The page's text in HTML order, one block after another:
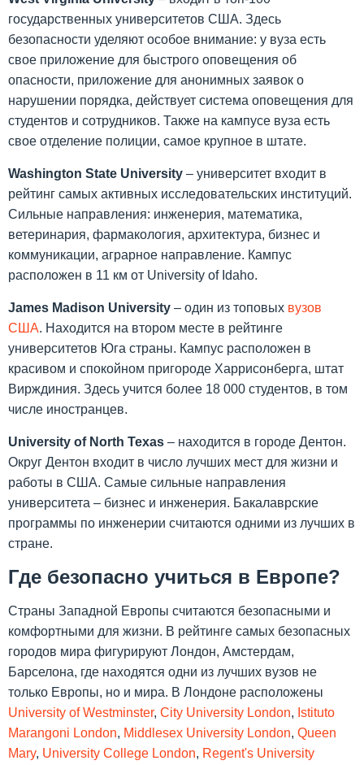
государственных университетов США. Здесь
безопасности уделяют особое внимание: у вуза есть
свое приложение для быстрого оповещения об
опасности, приложение для анонимных заявок о
нарушении порядка, действует система оповещения для
студентов и сотрудников. Также на кампусе вуза есть
свое отделение полиции, самое крупное в штате.
Washington State University – университет входит в
рейтинг самых активных исследовательских институций.
Сильные направления: инженерия, математика,
ветеринария, фармакология, архитектура, бизнес и
коммуникации, аграрное направление. Кампус
расположен в 11 км от University of Idaho.
James Madison University – один из топовых вузов
США. Находится на втором месте в рейтинге
университетов Юга страны. Кампус расположен в
красивом и спокойном пригороде Харрисонберга, штат
Вирждиния. Здесь учится более 18 000 студентов, в том
числе иностранцев.
University of North Texas – находится в городе Дентон.
Округ Дентон входит в число лучших мест для жизни и
работы в США. Самые сильные направления
университета – бизнес и инженерия. Бакалаврские
программы по инженерии считаются одними из лучших в
стране.
Где безопасно учиться в Европе?
Страны Западной Европы считаются безопасными и
комфортными для жизни. В рейтинге самых безопасных
городов мира фигурируют Лондон, Амстердам,
Барселона, где находятся одни из лучших вузов не
только Европы, но и мира. В Лондоне расположены
University of Westminster, City University London, Istituto
Marangoni London, Middlesex University London, Queen
Mary, University College London, Regent's University